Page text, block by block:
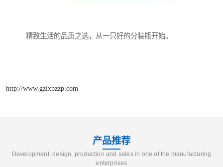
精致生活的品质之选，从一只好的分装瓶开始。
http://www.gzlxbzzp.com
产品推荐
Development, design, production and sales in one of the manufacturing
enterprises